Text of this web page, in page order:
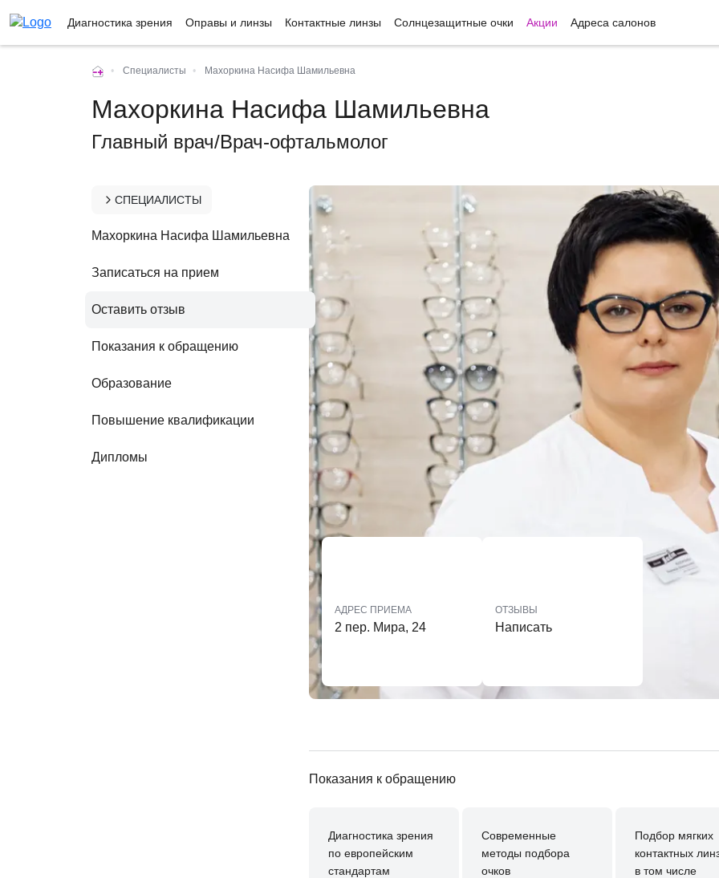
Диагностика зрения Оправы и линзы Контактные линзы Солнцезащитные очки Акции Адреса салонов
• Специалисты • Махоркина Насифа Шамильевна
Махоркина Насифа Шамильевна
Главный врач/Врач-офтальмолог
АДРЕС ПРИЕМА
2 пер. Мира, 24
ОТЗЫВЫ
Написать
Показания к обращению
Диагностика зрения
по европейским
стандартам
Современные
методы подбора
очков
Подбор мягких
контактных
в том числе
СПЕЦИАЛИСТЫ
Махоркина Насифа Шамильевна
Записаться на прием
Оставить отзыв
Показания к обращению
Образование
Повышение квалификации
Дипломы